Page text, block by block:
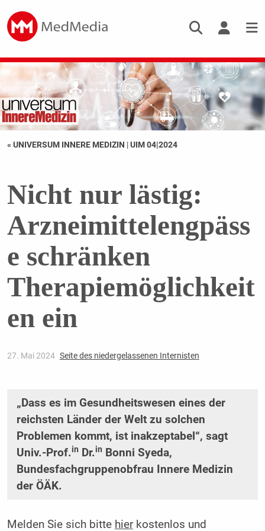
« UNIVERSUM INNERE MEDIZIN |UIM 04|2024
Nicht nur lästig:
Arzneimittelengpäss
e schränken
Therapiemöglichkeit
en ein
27. Mai 2024 Seite des niedergelassenen Internisten
„Dass es im Gesundheitswesen eines der
reichsten Länder der Welt zu solchen
Problemen kommt, ist inakzeptabel“, sagt
Univ.-Prof.in Dr.in
Bonni Syeda,
Bundesfachgruppenobfrau Innere Medizin
der ÖÄK.
Melden Sie sich bitte hierkostenlos und